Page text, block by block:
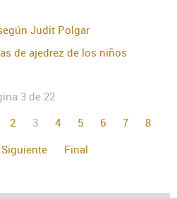
Judit Polgar
de ajedrez de los niños
3 de 22
2 3 4 5 6 7
8
Siguiente Final